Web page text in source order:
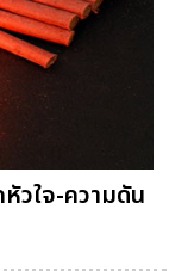
วใจ-ความดัน